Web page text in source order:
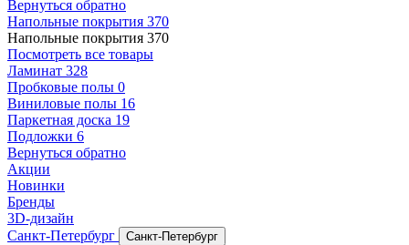
Вернуться обратно
Напольные покрытия 370
Напольные покрытия 370
Посмотреть все товары
Ламинат 328
Пробковые полы 0
Виниловые полы 16
Паркетная доска 19
Подложки 6
Вернуться обратно
Акции
Новинки
Бренды
3D-дизайн
Санкт-Петербург
Санкт-Петербург